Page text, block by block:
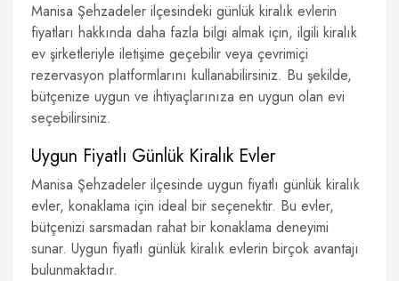
Manisa Şehzadeler ilçesindeki günlük kiralık evlerin
fiyatları hakkında daha fazla bilgi almak için, ilgili kiralık
ev şirketleriyle iletişime geçebilir veya çevrimiçi
rezervasyon platformlarını kullanabilirsiniz. Bu şekilde,
bütçenize uygun ve ihtiyaçlarınıza en uygun olan evi
seçebilirsiniz.
Uygun Fiyatlı Günlük Kiralık Evler
Manisa Şehzadeler ilçesinde uygun fiyatlı günlük kiralık
evler, konaklama için ideal bir seçenektir. Bu evler,
bütçenizi sarsmadan rahat bir konaklama deneyimi
sunar. Uygun fiyatlı günlük kiralık evlerin birçok avantajı
bulunmaktadır.